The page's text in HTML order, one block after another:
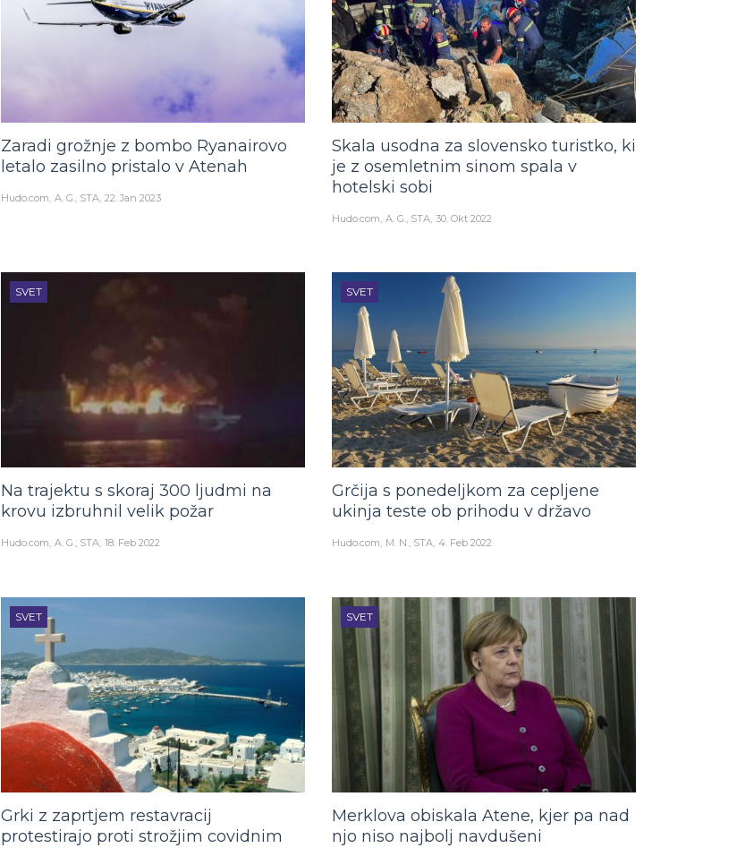
Zaradi grožnje z bombo Ryanairovo
letalo zasilno pristalo v Atenah
Hudo.com A. G., STA 22. Jan 2023
Skala usodna za slovensko turistko, ki
je z osemletnim sinom spala v
hotelski sobi
Hudo.com A. G., STA 30. Okt 2022
SVET
Na trajektu s skoraj 300 ljudmi na
krovu izbruhnil velik požar
Hudo.com A. G., STA 18. Feb 2022
SVET
Grčija s ponedeljkom za cepljene
ukinja teste ob prihodu v državo
Hudo.com M. N., STA 4. Feb 2022
SVET
Grki z zaprtjem restavracij
protestirajo proti strožjim covidnim
SVET
Merklova obiskala Atene, kjer pa nad
njo niso najbolj navdušeni